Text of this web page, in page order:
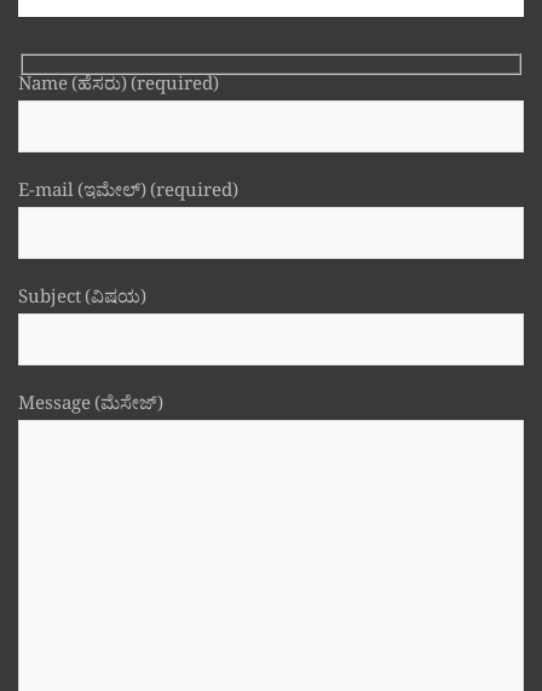
Name (ಹೆಸರು) (required)
E-mail (ಇಮೇಲ್) (required)
Subject (ವಿಷಯ)
Message (ಮೆಸೇಜ್)